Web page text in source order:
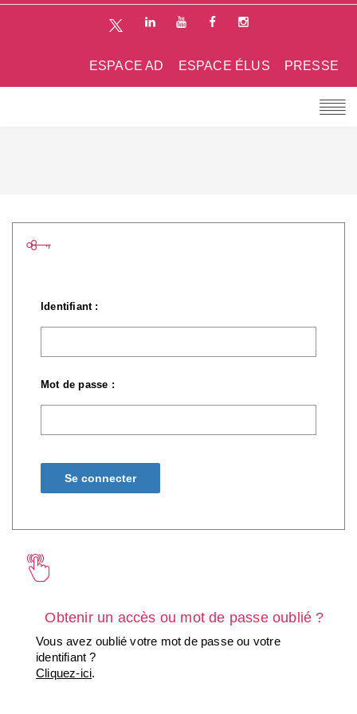
PRESSE
ESPACE ÉLUS
ESPACE AD
Identifiant :
Mot de passe :
Obtenir un accès ou mot de passe oublié ?
Vous avez oublié votre mot de passe ou votre
identifiant ?
Cliquez-ici.